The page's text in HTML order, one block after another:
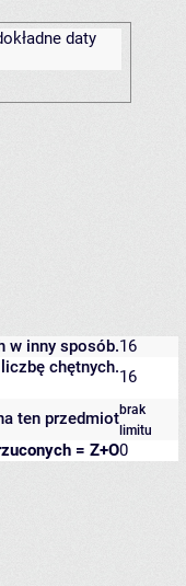
daty
w inny sposób.16
chętnych.16
ten przedmiotbrak
limitu
= Z+O0